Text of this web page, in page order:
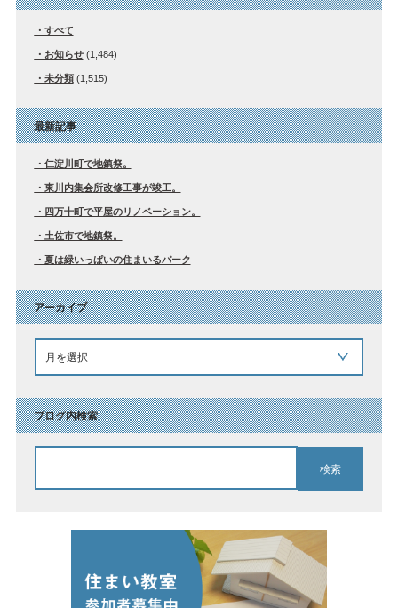
すべて
お知らせ(1,484)
未分類(1,515)
最新記事
仁淀川町で地鎮祭。
東川内集会所改修工事が竣工。
四万十町で平屋のリノベーション。
土佐市で地鎮祭。
夏は緑いっぱいの住まいるパーク
アーカイブ
ブログ内検索